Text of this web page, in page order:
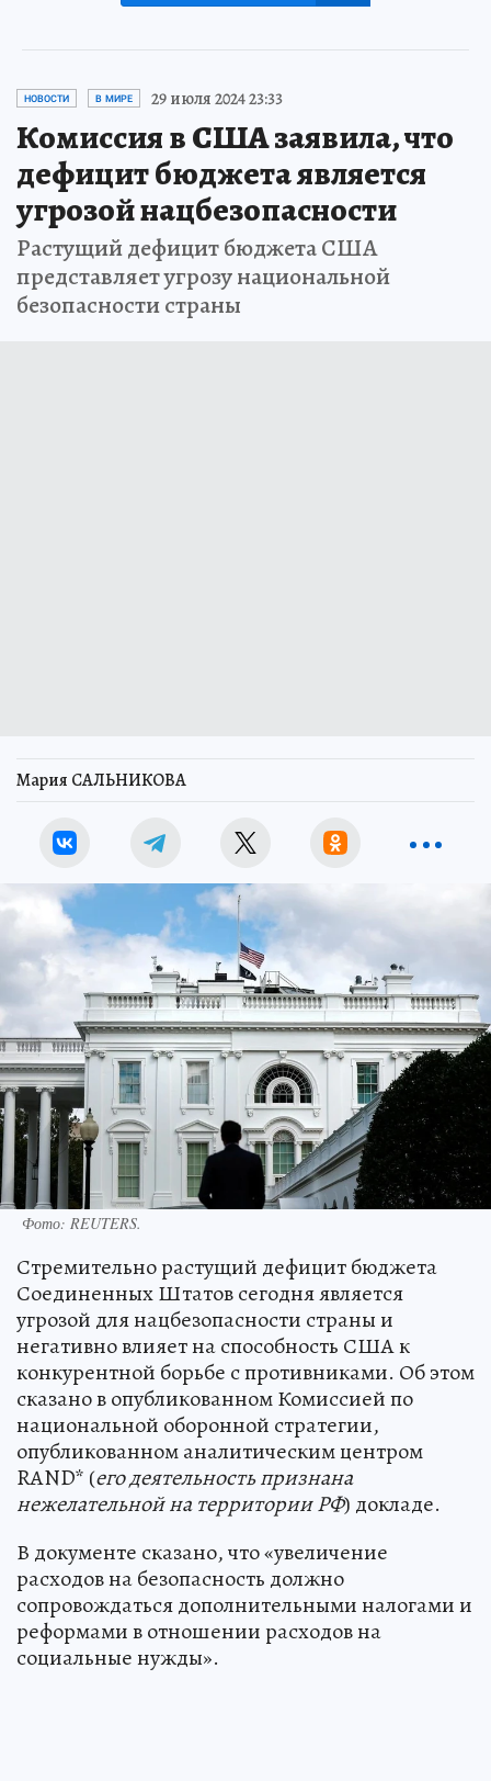
НОВОСТИ В МИРЕ 29 июля 2024 23:33
Комиссия в США заявила, что
дефицит бюджета является
угрозой нацбезопасности
Растущий дефицит бюджета США
представляет угрозу национальной
безопасности страны
Мария САЛЬНИКОВА
Фото: REUTERS.
Стремительно растущий дефицит бюджета
Соединенных Штатов сегодня является
угрозой для нацбезопасности страны и
негативно влияет на способность США к
конкурентной борьбе с противниками. Об этом
сказано в опубликованном Комиссией по
национальной оборонной стратегии,
опубликованном аналитическим центром
RAND* (его деятельность признана
нежелательной на территории РФ) докладе.
В документе сказано, что «увеличение
расходов на безопасность должно
сопровождаться дополнительными налогами и
реформами в отношении расходов на
социальные нужды».